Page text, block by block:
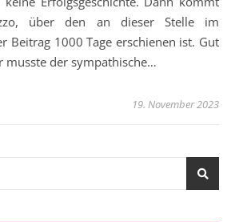
über den an dieser Stelle im
Beitrag 1000 Tage erschienen ist. Gut
musste der sympathische…
19. November 2023